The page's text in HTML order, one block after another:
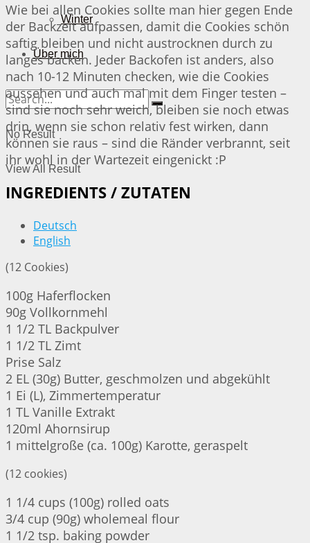
Winter
Über mich
No Result
View All Result
Wie bei allen Cookies sollte man hier gegen Ende
der Backzeit aufpassen, damit die Cookies schön
saftig bleiben und nicht austrocknen durch zu
langes backen. Jeder Backofen ist anders, also
nach 10-12 Minuten checken, wie die Cookies
aussehen und auch mal mit dem Finger testen –
sind sie noch sehr weich, bleiben sie noch etwas
drin, wenn sie schon relativ fest wirken, dann
können sie raus – sind die Ränder verbrannt, seit
ihr wohl in der Wartezeit eingenickt :P
INGREDIENTS / ZUTATEN
Deutsch
English
(12 Cookies)
100g Haferflocken
90g Vollkornmehl
1 1/2 TL Backpulver
1 1/2 TL Zimt
Prise Salz
2 EL (30g) Butter, geschmolzen und abgekühlt
1 Ei (L), Zimmertemperatur
1 TL Vanille Extrakt
120ml Ahornsirup
1 mittelgroße (ca. 100g) Karotte, geraspelt
(12 cookies)
1 1/4 cups (100g) rolled oats
3/4 cup (90g) wholemeal flour
1 1/2 tsp. baking powder